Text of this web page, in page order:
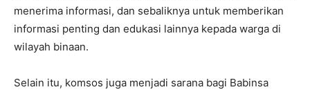
menerima informasi, dan sebaliknya untuk memberikan
informasi penting dan edukasi lainnya kepada warga di
wilayah binaan.
Selain itu, komsos juga menjadi sarana bagi Babinsa